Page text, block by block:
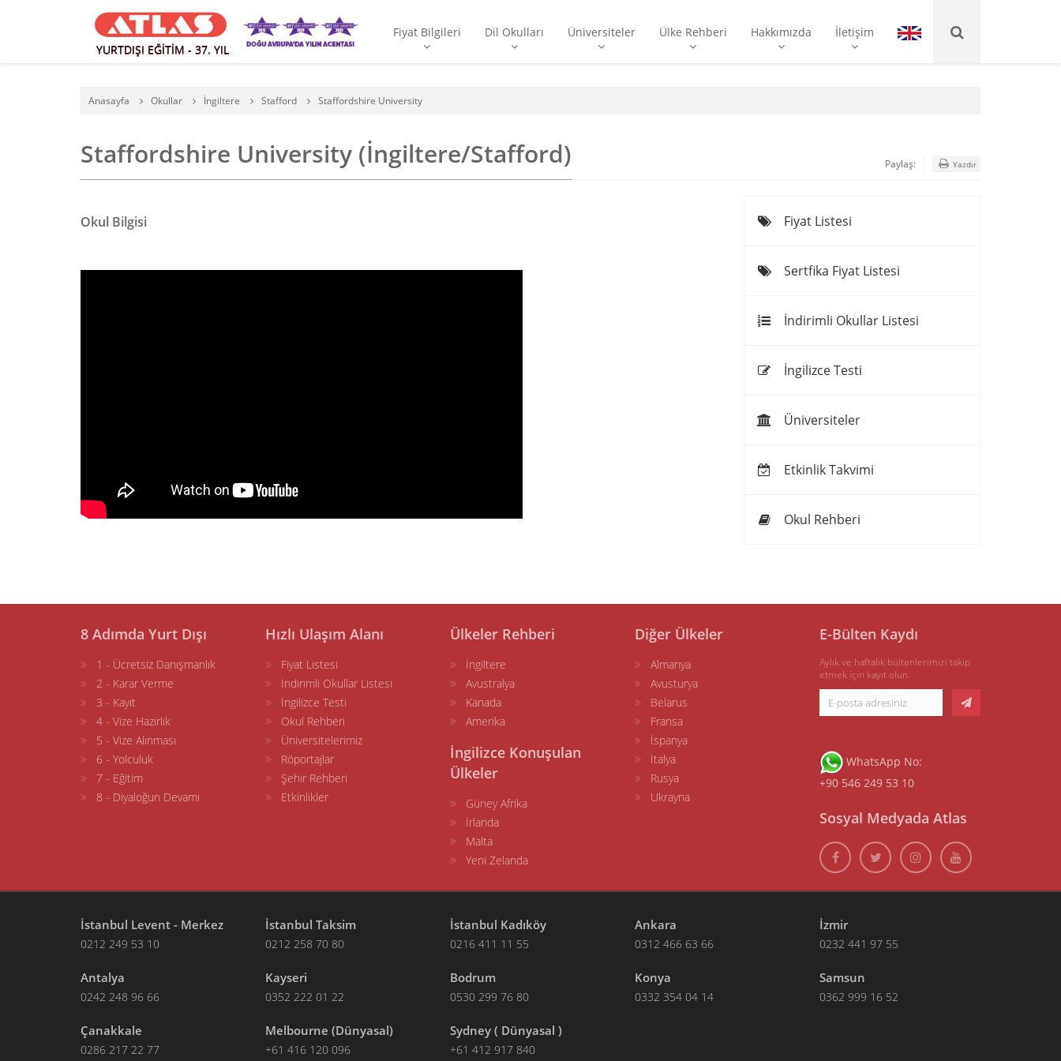
YURTDIŞI EĞİTİM - 37. YIL
Fiyat Bilgileri Dil Okulları Üniversiteler Ülke Rehberi Hakkımızda İletişim
Anasayfa Okullar İngiltere Stafford Staffordshire University
Staffordshire University (İngiltere/Stafford) Paylaş: Yazdır
Okul Bilgisi Fiyat Listesi
Sertfika Fiyat Listesi
İndirimli Okullar Listesi
İngilizce Testi
Üniversiteler
Etkinlik Takvimi
Okul Rehberi
8 Adımda Yurt Dışı
1 - Ücretsiz Danışmanlık
2 - Karar Verme
3 - Kayıt
4 - Vize Hazırlık
5 - Vize Alınması
6 - Yolculuk
7 - Eğitim
8 - Diyaloğun Devamı
Hızlı Ulaşım Alanı
Fiyat Listesi
İndirimli Okullar Listesi
İngilizce Testi
Okul Rehberi
Üniversitelerimiz
Röportajlar
Şehir Rehberi
Etkinlikler
Ülkeler Rehberi
İngiltere
Avustralya
Kanada
Amerika
İngilizce Konuşulan
Ülkeler
Güney Afrika
İrlanda
Malta
Yeni Zelanda
Diğer Ülkeler
Almanya
Avusturya
Belarus
Fransa
İspanya
İtalya
Rusya
Ukrayna
E-Bülten Kaydı
Aylık ve haftalık bültenlerimizi takip
etmek için kayıt olun.
WhatsApp No:
+90 546 249 53 10
Sosyal Medyada Atlas
İstanbul Levent - Merkez
0212 249 53 10
İstanbul Taksim
0212 258 70 80
İstanbul Kadıköy
0216 411 11 55
Ankara
0312 466 63 66
İzmir
0232 441 97 55
Antalya
0242 248 96 66
Kayseri
0352 222 01 22
Bodrum
0530 299 76 80
Konya
0332 354 04 14
Samsun
0362 999 16 52
Çanakkale
0286 217 22 77
Melbourne (Dünyasal)
+61 416 120 096
Sydney ( Dünyasal )
+61 412 917 840